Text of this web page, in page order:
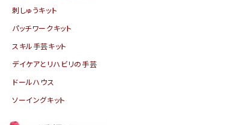
刺しゅうキット
パッチワークキット
スキル手芸キット
デイケアとリハビリの手芸
ドールハウス
ソーイングキット